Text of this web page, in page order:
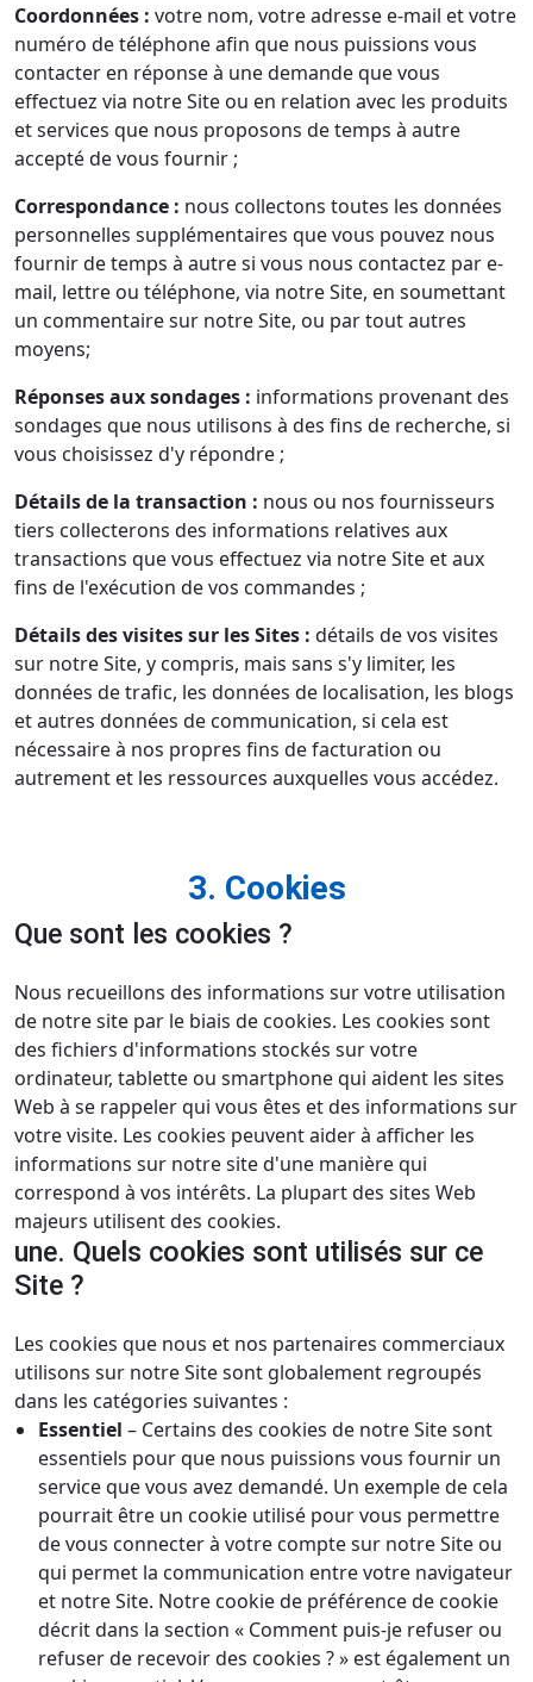
Coordonnées : votre nom, votre adresse e-mail et votre
numéro de téléphone afin que nous puissions vous
contacter en réponse à une demande que vous
effectuez via notre Site ou en relation avec les produits
et services que nous proposons de temps à autre
accepté de vous fournir ;
Correspondance : nous collectons toutes les données
personnelles supplémentaires que vous pouvez nous
fournir de temps à autre si vous nous contactez par e-
mail, lettre ou téléphone, via notre Site, en soumettant
un commentaire sur notre Site, ou par tout autres
moyens;
Réponses aux sondages : informations provenant des
sondages que nous utilisons à des fins de recherche, si
vous choisissez d'y répondre ;
Détails de la transaction : nous ou nos fournisseurs
tiers collecterons des informations relatives aux
transactions que vous effectuez via notre Site et aux
fins de l'exécution de vos commandes ;
Détails des visites sur les Sites : détails de vos visites
sur notre Site, y compris, mais sans s'y limiter, les
données de trafic, les données de localisation, les blogs
et autres données de communication, si cela est
nécessaire à nos propres fins de facturation ou
autrement et les ressources auxquelles vous accédez.
3. Cookies
Que sont les cookies ?
Nous recueillons des informations sur votre utilisation
de notre site par le biais de cookies. Les cookies sont
des fichiers d'informations stockés sur votre
ordinateur, tablette ou smartphone qui aident les sites
Web à se rappeler qui vous êtes et des informations sur
votre visite. Les cookies peuvent aider à afficher les
informations sur notre site d'une manière qui
correspond à vos intérêts. La plupart des sites Web
majeurs utilisent des cookies.
une. Quels cookies sont utilisés sur ce
Site ?
Les cookies que nous et nos partenaires commerciaux
utilisons sur notre Site sont globalement regroupés
dans les catégories suivantes :
Essentiel – Certains des cookies de notre Site sont
essentiels pour que nous puissions vous fournir un
service que vous avez demandé. Un exemple de cela
pourrait être un cookie utilisé pour vous permettre
de vous connecter à votre compte sur notre Site ou
qui permet la communication entre votre navigateur
et notre Site. Notre cookie de préférence de cookie
décrit dans la section « Comment puis-je refuser ou
refuser de recevoir des cookies ? » est également un